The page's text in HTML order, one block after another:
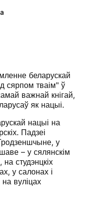
беларускай
сярпом тваім" ў
важнай кнігай,
як нацыі.
нацыі на
Падзеі
у
– у сялянскім
на студэнцкіх
у салонах і
вуліцах